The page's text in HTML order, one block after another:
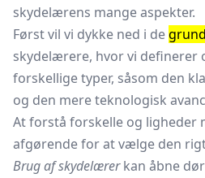
skydelærens mange aspekter.
Først vil vi dykke ned i de
skydelærere, hvor vi definerer
forskellige typer, såsom den
og den mere teknologisk
At forstå forskelle og ligheder
afgørende for at vælge den
Brug af skydelærerkan åbne